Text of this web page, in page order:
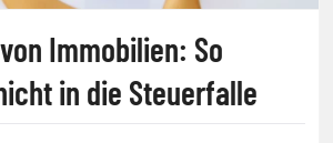
Immobilien: So
in die Steuerfalle